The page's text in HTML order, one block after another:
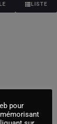
LISTE
pour